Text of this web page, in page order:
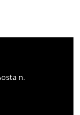
n.